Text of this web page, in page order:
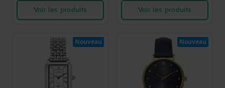
Voir les produits
Voir les produits
Nouveau Nouveau